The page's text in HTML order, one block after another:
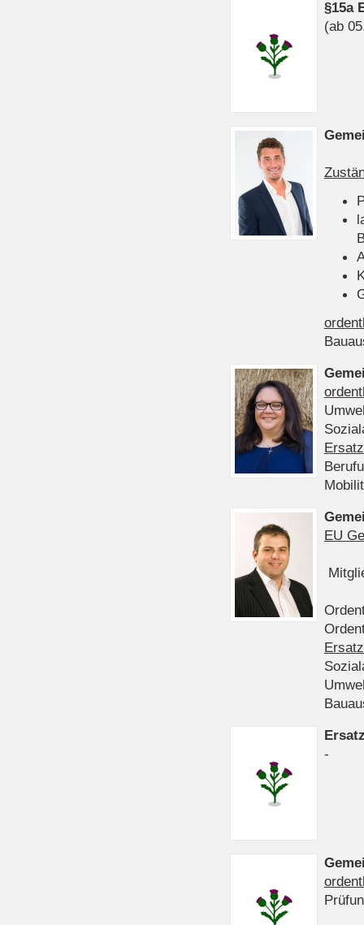
§15a
(ab
EU
-